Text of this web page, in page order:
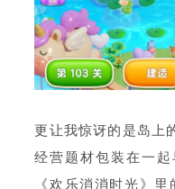
更让我惊讶的是岛上
经营题材包装在一
《欢乐消消时光》